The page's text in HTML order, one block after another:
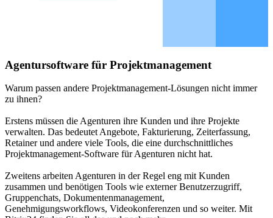
Agentursoftware für Projektmanagement
Warum passen andere Projektmanagement-Lösungen nicht immer
zu ihnen?
Erstens müssen die Agenturen ihre Kunden und ihre Projekte
verwalten. Das bedeutet Angebote, Fakturierung, Zeiterfassung,
Retainer und andere viele Tools, die eine durchschnittliches
Projektmanagement-Software für Agenturen nicht hat.
Zweitens arbeiten Agenturen in der Regel eng mit Kunden
zusammen und benötigen Tools wie externer Benutzerzugriff,
Gruppenchats, Dokumentenmanagement,
Genehmigungsworkflows, Videokonferenzen und so weiter. Mit